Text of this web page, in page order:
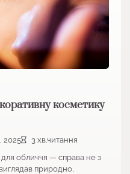
косметику
2025
3 хв.читання
обличчя — справа не з
природно,